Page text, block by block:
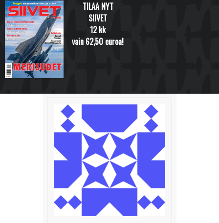
TILAA NYT
SIIVET
12 kk
vain 62,50 euroa!